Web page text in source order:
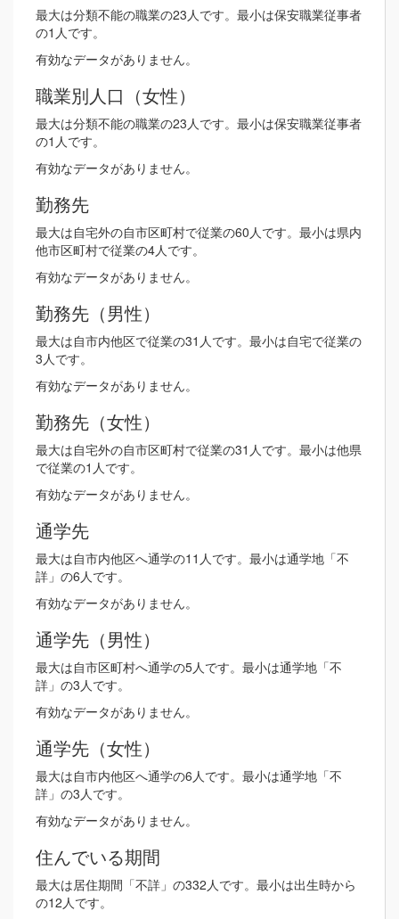
最大は分類不能の職業の23人です。最小は保安職業従事者
の1人です。
有効なデータがありません。
職業別人口（女性）
最大は分類不能の職業の23人です。最小は保安職業従事者
の1人です。
有効なデータがありません。
勤務先
最大は自宅外の自市区町村で従業の60人です。最小は県内
他市区町村で従業の4人です。
有効なデータがありません。
勤務先（男性）
最大は自市内他区で従業の31人です。最小は自宅で従業の
3人です。
有効なデータがありません。
勤務先（女性）
最大は自宅外の自市区町村で従業の31人です。最小は他県
で従業の1人です。
有効なデータがありません。
通学先
最大は自市内他区へ通学の11人です。最小は通学地「不
詳」の6人です。
有効なデータがありません。
通学先（男性）
最大は自市区町村へ通学の5人です。最小は通学地「不
詳」の3人です。
有効なデータがありません。
通学先（女性）
最大は自市内他区へ通学の6人です。最小は通学地「不
詳」の3人です。
有効なデータがありません。
住んでいる期間
最大は居住期間「不詳」の332人です。最小は出生時から
の12人です。